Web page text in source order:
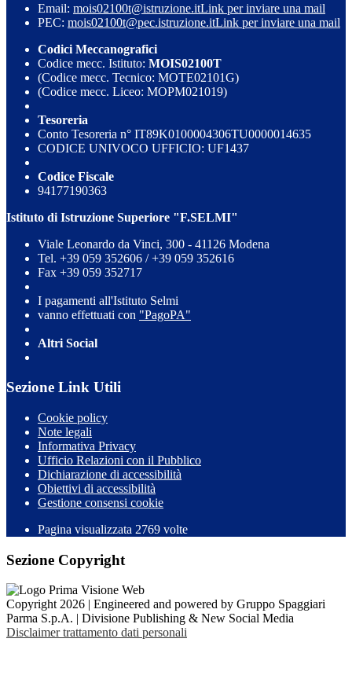
Email: mois02100t@istruzione.itLink per inviare una mail
PEC: mois02100t@pec.istruzione.itLink per inviare una mail
Codici Meccanografici
Codice mecc. Istituto: MOIS02100T
(Codice mecc. Tecnico: MOTE02101G)
(Codice mecc. Liceo: MOPM021019)
Tesoreria
Conto Tesoreria n° IT89K0100004306TU0000014635
CODICE UNIVOCO UFFICIO: UF1437
Codice Fiscale
94177190363
Istituto di Istruzione Superiore "F.SELMI"
Viale Leonardo da Vinci, 300 - 41126 Modena
Tel. +39 059 352606 / +39 059 352616
Fax +39 059 352717
I pagamenti all'Istituto Selmi
vanno effettuati con "PagoPA"
Altri Social
Sezione Link Utili
Cookie policy
Note legali
Informativa Privacy
Ufficio Relazioni con il Pubblico
Dichiarazione di accessibilità
Obiettivi di accessibilità
Gestione consensi cookie
Pagina visualizzata 2769 volte
Sezione Copyright
Copyright 2026 | Engineered and powered by Gruppo Spaggiari
Parma S.p.A. | Divisione Publishing & New Social Media
Disclaimer trattamento dati personali